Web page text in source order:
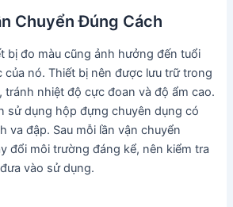
Chuyển Đúng Cách
bị đo màu cũng ảnh hưởng đến tuổi
của nó. Thiết bị nên được lưu trữ trong
tránh nhiệt độ cực đoan và độ ẩm cao.
sử dụng hộp đựng chuyên dụng có
va đập. Sau mỗi lần vận chuyển
đổi môi trường đáng kể, nên kiểm tra
vào sử dụng.